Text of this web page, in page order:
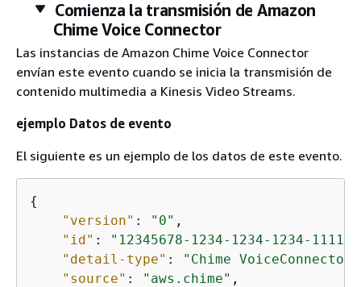
Comienza la transmisión de Amazon
Chime Voice Connector
Las instancias de Amazon Chime Voice Connector
envían este evento cuando se inicia la transmisión de
contenido multimedia a Kinesis Video Streams.
ejemplo Datos de evento
El siguiente es un ejemplo de los datos de este evento.
{
"version" : "0" ,
"id" :
"12345678-1234-1234-1234-
"detail-type" :
"Chime
"source" : "aws.chime" ,